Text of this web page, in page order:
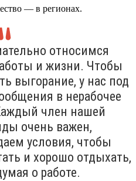
— в регионах.
относимся
и жизни. Чтобы
выгорание, у нас под
в нерабочее
член нашей
очень важен,
условия, чтобы
и хорошо отдыхать,
о работе.